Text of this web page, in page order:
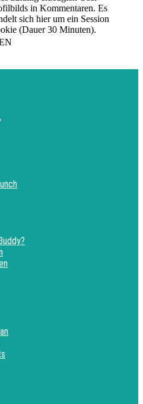
in Kommentaren. Es
sich hier um ein Session
(Dauer 30 Minuten).